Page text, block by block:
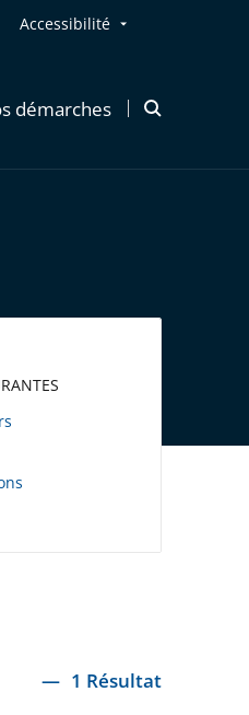
Accessibilité
démarches
Ouvrir
1 Résultat